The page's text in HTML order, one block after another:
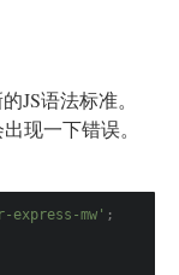
JS语法标准。
现一下错误。
express-mw' ;